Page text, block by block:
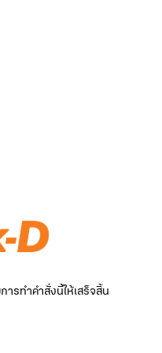
รทำคำสั่งนี้ให้เสร็จสิ้น